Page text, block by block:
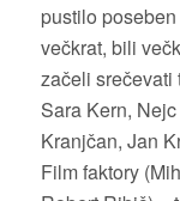
pustilo
večkrat, bili
začeli srečevati
Sara Kern,
Kranjčan, Jan
Film faktory